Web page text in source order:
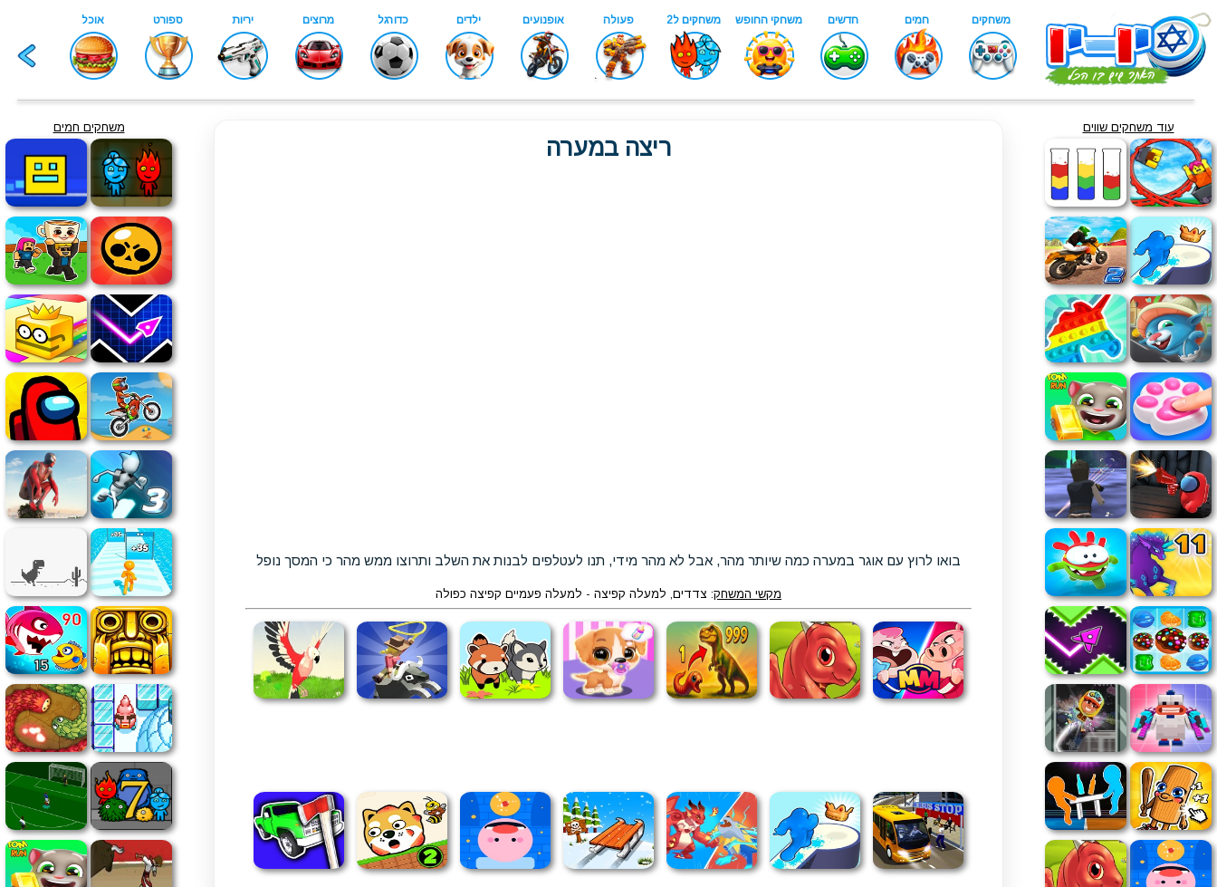
עוד משחקים שווים
ריצה במערה
בואו לרוץ עם אוגר במערה כמה שיותר מהר, אבל לא מהר מידי, תנו לעטלפים לבנות את השלב ותרוצו ממש מהר כי המסך נופל
מקשי המשחק: צדדים, למעלה קפיצה - למעלה פעמיים קפיצה כפולה
משחקים חמים